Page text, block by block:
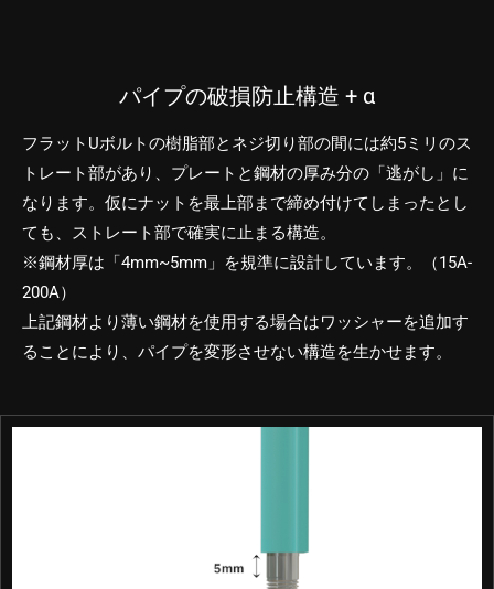
パイプの破損防止構造 + α
フラットUボルトの樹脂部とネジ切り部の間には約5ミリのス
トレート部があり、プレートと鋼材の厚み分の「逃がし」に
なります。仮にナットを最上部まで締め付けてしまったとし
ても、ストレート部で確実に止まる構造。
※鋼材厚は「4mm~5mm」を規準に設計しています。（15A-
200A）
上記鋼材より薄い鋼材を使用する場合はワッシャーを追加す
ることにより、パイプを変形させない構造を生かせます。